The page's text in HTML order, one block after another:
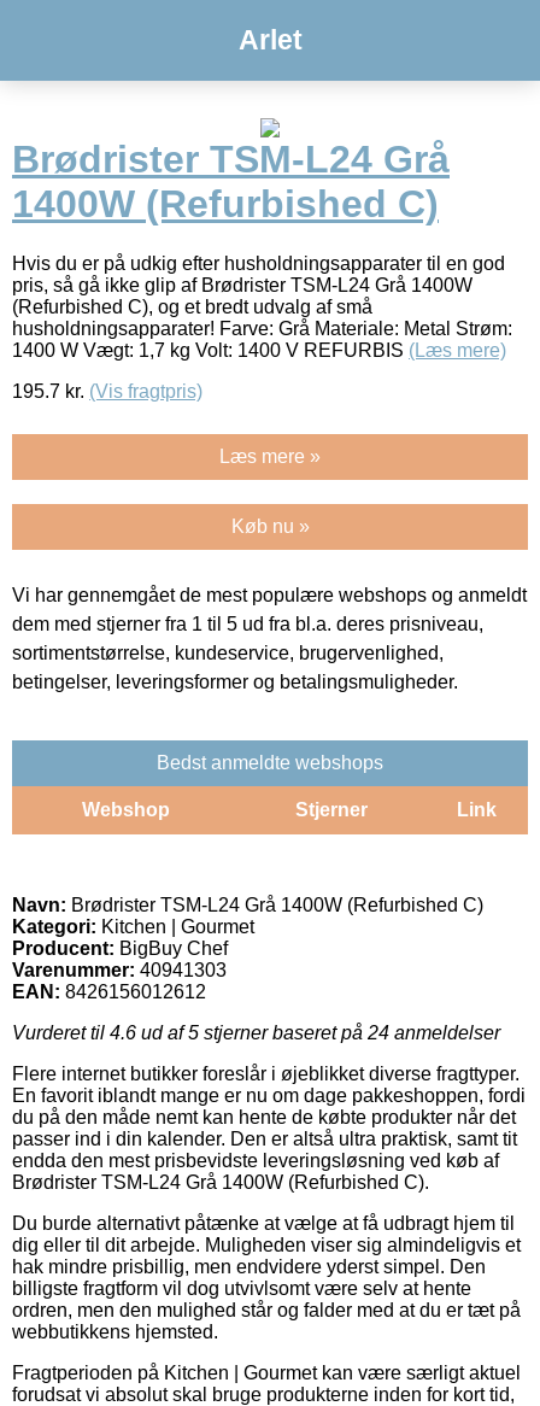
Arlet
Brødrister TSM-L24 Grå
1400W (Refurbished C)
Hvis du er på udkig efter husholdningsapparater til en god
pris, så gå ikke glip af Brødrister TSM-L24 Grå 1400W
(Refurbished C), og et bredt udvalg af små
husholdningsapparater! Farve: Grå Materiale: Metal Strøm:
1400 W Vægt: 1,7 kg Volt: 1400 V REFURBIS (Læs mere)
195.7 kr. (Vis fragtpris)
Læs mere »
Køb nu »
Vi har gennemgået de mest populære webshops og anmeldt
dem med stjerner fra 1 til 5 ud fra bl.a. deres prisniveau,
sortimentstørrelse, kundeservice, brugervenlighed,
betingelser, leveringsformer og betalingsmuligheder.
Bedst anmeldte webshops
Webshop Stjerner Link
Navn: Brødrister TSM-L24 Grå 1400W (Refurbished C)
Kategori: Kitchen | Gourmet
Producent: BigBuy Chef
Varenummer: 40941303
EAN: 8426156012612
Vurderet til 4.6 ud af 5 stjerner baseret på 24 anmeldelser
Flere internet butikker foreslår i øjeblikket diverse fragttyper.
En favorit iblandt mange er nu om dage pakkeshoppen, fordi
du på den måde nemt kan hente de købte produkter når det
passer ind i din kalender. Den er altså ultra praktisk, samt tit
endda den mest prisbevidste leveringsløsning ved køb af
Brødrister TSM-L24 Grå 1400W (Refurbished C).
Du burde alternativt påtænke at vælge at få udbragt hjem til
dig eller til dit arbejde. Muligheden viser sig almindeligvis et
hak mindre prisbillig, men endvidere yderst simpel. Den
billigste fragtform vil dog utvivlsomt være selv at hente
ordren, men den mulighed står og falder med at du er tæt på
webbutikkens hjemsted.
Fragtperioden på Kitchen | Gourmet kan være særligt aktuel
forudsat vi absolut skal bruge produkterne inden for kort tid,